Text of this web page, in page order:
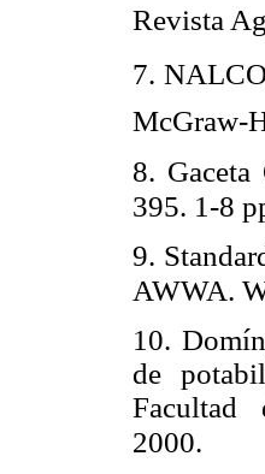
Revista
7.
McGraw-
8.
395. 1-8
9.
AWWA.
10.
de
Facultad
2000.